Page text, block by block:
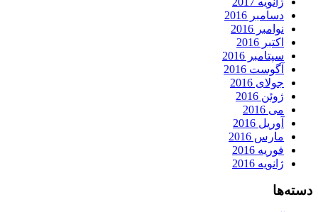
دسامبر 2016
نوامبر 2016
اکتبر 2016
سپتامبر 2016
آگوست 2016
جولای 2016
ژوئن 2016
می 2016
آوریل 2016
مارس 2016
فوریه 2016
ژانویه 2016
دسته‌ها